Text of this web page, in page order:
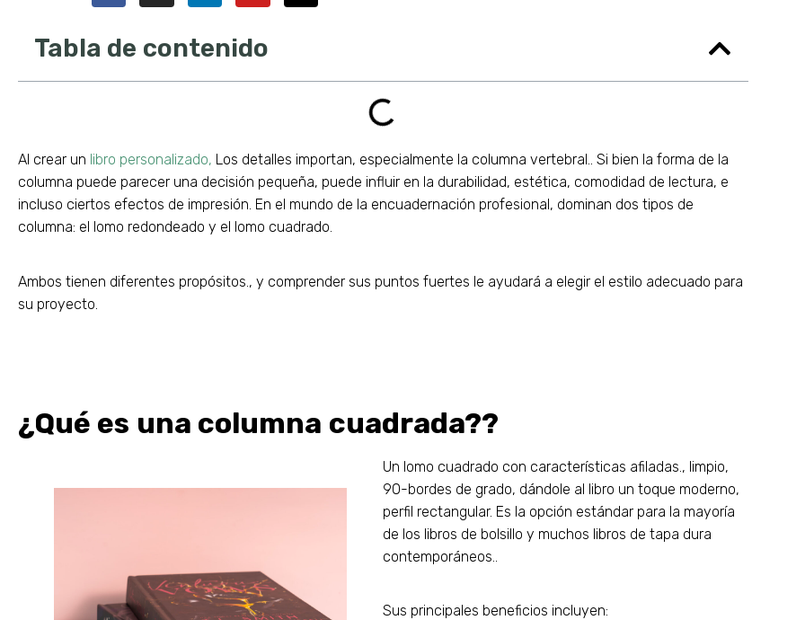
Tabla de contenido
Al crear un libro personalizado, Los detalles importan, especialmente la columna vertebral.. Si bien la forma de la
columna puede parecer una decisión pequeña, puede influir en la durabilidad, estética, comodidad de lectura, e
incluso ciertos efectos de impresión. En el mundo de la encuadernación profesional, dominan dos tipos de
columna: el lomo redondeado y el lomo cuadrado.
Ambos tienen diferentes propósitos., y comprender sus puntos fuertes le ayudará a elegir el estilo adecuado para
su proyecto.
¿Qué es una columna cuadrada??
Un lomo cuadrado con características afiladas., limpio,
90-bordes de grado, dándole al libro un toque moderno,
perfil rectangular. Es la opción estándar para la mayoría
de los libros de bolsillo y muchos libros de tapa dura
contemporáneos..
Sus principales beneficios incluyen: